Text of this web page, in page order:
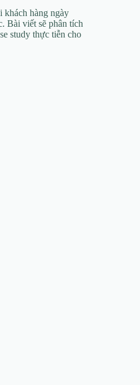
khách hàng ngày
Bài viết sẽ phân tích
study thực tiễn cho